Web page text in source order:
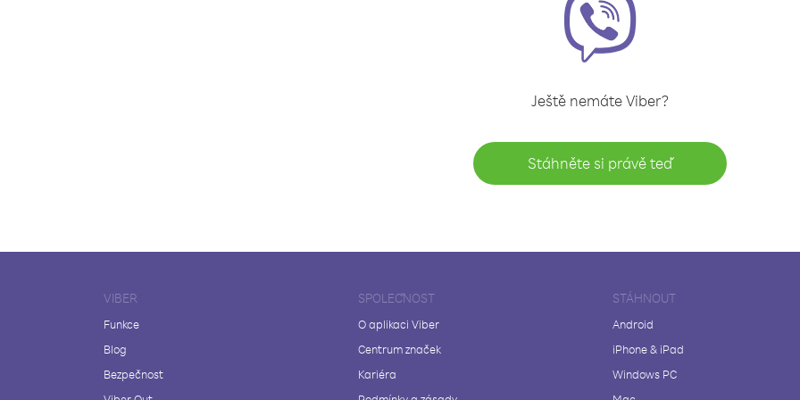
Ještě nemáte Viber?
Stáhněte si právě teď
VIBER
Funkce
Blog
Bezpečnost
SPOLEČNOST
O aplikaci Viber
Centrum značek
Kariéra
STÁHNOUT
Android
iPhone & iPad
Windows PC